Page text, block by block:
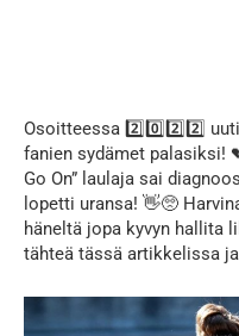
Osoitteessa 2️⃣0️⃣2️⃣2️⃣
fanien sydämet palasiksi!
Go On” laulaja sai
lopetti uransa! 👋🥺
häneltä jopa kyvyn hallita
tähteä tässä artikkelissa